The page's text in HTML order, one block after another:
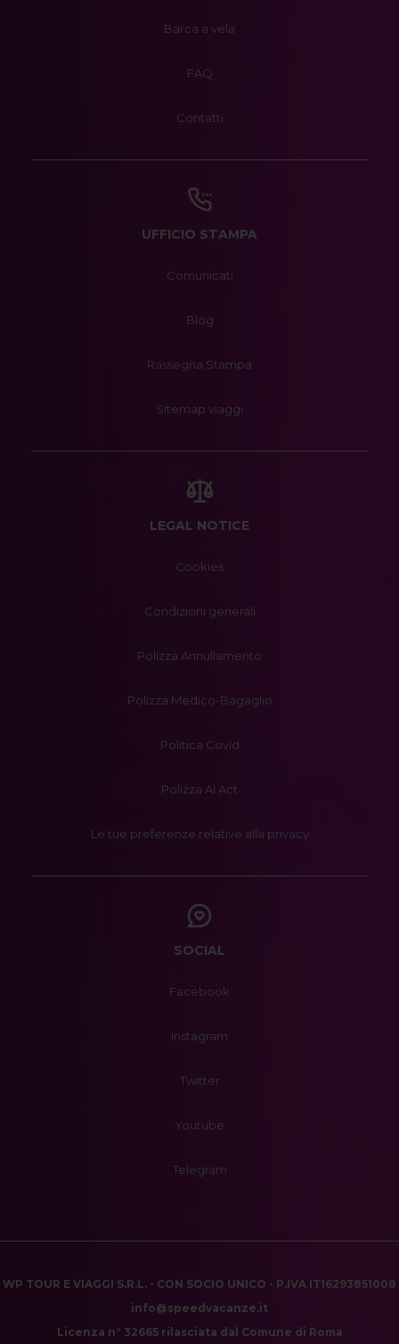
Barca a vela
FAQ
Contatti
UFFICIO STAMPA
Comunicati
Blog
Rassegna Stampa
Sitemap viaggi
LEGAL NOTICE
Cookies
Condizioni generali
Polizza Annullamento
Polizza Medico-Bagaglio
Politica Covid
Polizza AI Act
Le tue preferenze relative alla privacy
SOCIAL
Facebook
Instagram
Twitter
Youtube
Telegram
WP TOUR E VIAGGI S.R.L. - CON SOCIO UNICO - P.IVA IT16293851008
info@speedvacanze.it
Licenza n° 32665 rilasciata dal Comune di Roma